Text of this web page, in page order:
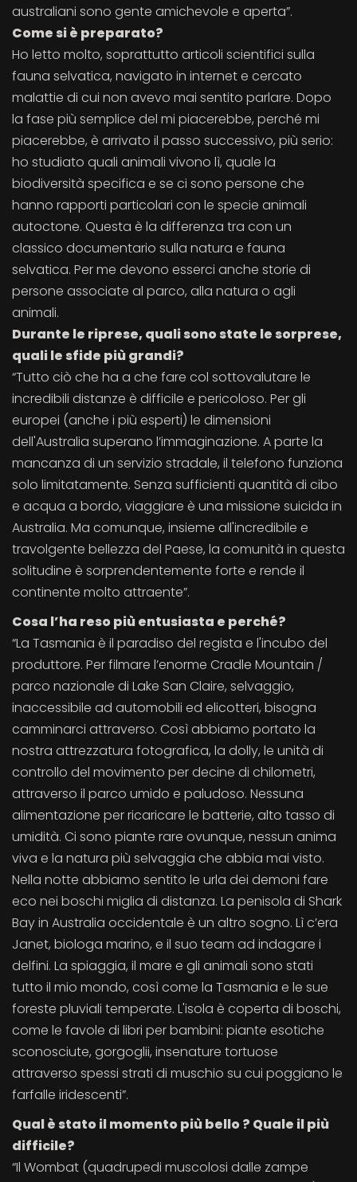
australiani sono gente amichevole e aperta”.
Come si è preparato?
Ho letto molto, soprattutto articoli scientifici sulla
fauna selvatica, navigato in internet e cercato
malattie di cui non avevo mai sentito parlare. Dopo
la fase più semplice del mi piacerebbe, perché mi
piacerebbe, è arrivato il passo successivo, più serio:
ho studiato quali animali vivono lì, quale la
biodiversità specifica e se ci sono persone che
hanno rapporti particolari con le specie animali
autoctone. Questa è la differenza tra con un
classico documentario sulla natura e fauna
selvatica. Per me devono esserci anche storie di
persone associate al parco, alla natura o agli
animali.
Durante le riprese, quali sono state le sorprese,
quali le sfide più grandi?
“Tutto ciò che ha a che fare col sottovalutare le
incredibili distanze è difficile e pericoloso. Per gli
europei (anche i più esperti) le dimensioni
dell'Australia superano l’immaginazione. A parte la
mancanza di un servizio stradale, il telefono funziona
solo limitatamente. Senza sufficienti quantità di cibo
e acqua a bordo, viaggiare è una missione suicida in
Australia. Ma comunque, insieme all'incredibile e
travolgente bellezza del Paese, la comunità in questa
solitudine è sorprendentemente forte e rende il
continente molto attraente”.
Cosa l’ha reso più entusiasta e perché?
“La Tasmania è il paradiso del regista e l'incubo del
produttore. Per filmare l’enorme Cradle Mountain /
parco nazionale di Lake San Claire, selvaggio,
inaccessibile ad automobili ed elicotteri, bisogna
camminarci attraverso. Così abbiamo portato la
nostra attrezzatura fotografica, la dolly, le unità di
controllo del movimento per decine di chilometri,
attraverso il parco umido e paludoso. Nessuna
alimentazione per ricaricare le batterie, alto tasso di
umidità. Ci sono piante rare ovunque, nessun anima
viva e la natura più selvaggia che abbia mai visto.
Nella notte abbiamo sentito le urla dei demoni fare
eco nei boschi miglia di distanza. La penisola di Shark
Bay in Australia occidentale è un altro sogno. Lì c’era
Janet, biologa marino, e il suo team ad indagare i
delfini. La spiaggia, il mare e gli animali sono stati
tutto il mio mondo, così come la Tasmania e le sue
foreste pluviali temperate. L'isola è coperta di boschi,
come le favole di libri per bambini: piante esotiche
sconosciute, gorgoglii, insenature tortuose
attraverso spessi strati di muschio su cui poggiano le
farfalle iridescenti”.
Qual è stato il momento più bello ? Quale il più
difficile?
“Il Wombat (quadrupedi muscolosi dalle zampe